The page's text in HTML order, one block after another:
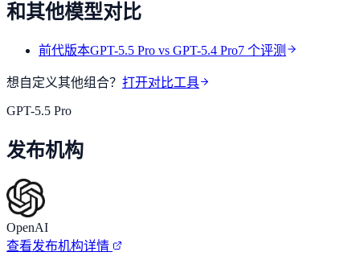
和其他模型对比
前代版本GPT-5.5 Pro vs GPT-5.4 Pro7 个评测
想自定义其他组合？ 打开对比工具
GPT-5.5 Pro
发布机构
OpenAI
查看发布机构详情